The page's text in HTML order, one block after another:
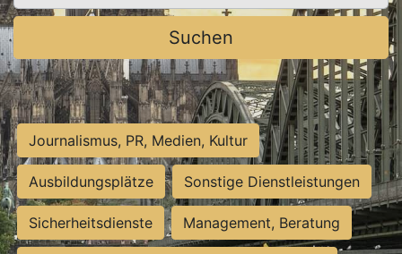
Suchen
Journalismus, PR, Medien, Kultur
Ausbildungsplätze Sonstige Dienstleistungen
Sicherheitsdienste Management, Beratung